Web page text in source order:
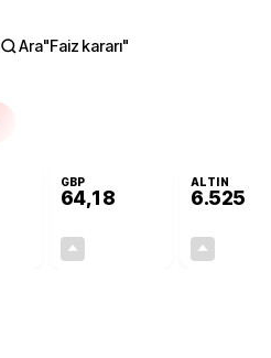
Ara"Faiz kararı"
GBP
64,18
ALTIN
6.525